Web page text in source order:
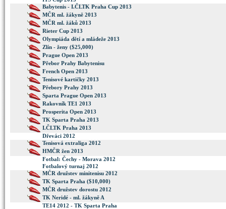
Babytenis - I.ČLTK Praha Cup 2013
MČR ml. žákyně 2013
MČR ml. žáků 2013
Rieter Cup 2013
Olympiáda dětí a mládeže 2013
Zlín - ženy ($25,000)
Prague Open 2013
Přebor Prahy Babytenisu
French Open 2013
Tenisové kartičky 2013
Přebory Prahy 2013
Sparta Prague Open 2013
Rakovník TE1 2013
Prosperita Open 2013
TK Sparta Praha 2013
I.ČLTK Praha 2013
Dřeváci 2012
Tenisová extraliga 2012
HMČR žen 2013
Fotbal: Čechy - Morava 2012
Fotbalový turnaj 2012
MČR družstev minitenisu 2012
TK Sparta Praha ($10,000)
MČR družstev dorostu 2012
TK Neridé - ml. žákyně A
TE14 2012 - TK Sparta Praha